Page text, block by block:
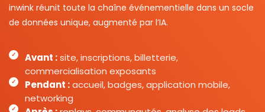
inwink réunit toute la chaîne événementielle dans un socle
de données unique, augmenté par l’IA.
Avant :site, inscriptions, billetterie,
commercialisation exposants
Pendant :accueil, badges, application mobile,
networking